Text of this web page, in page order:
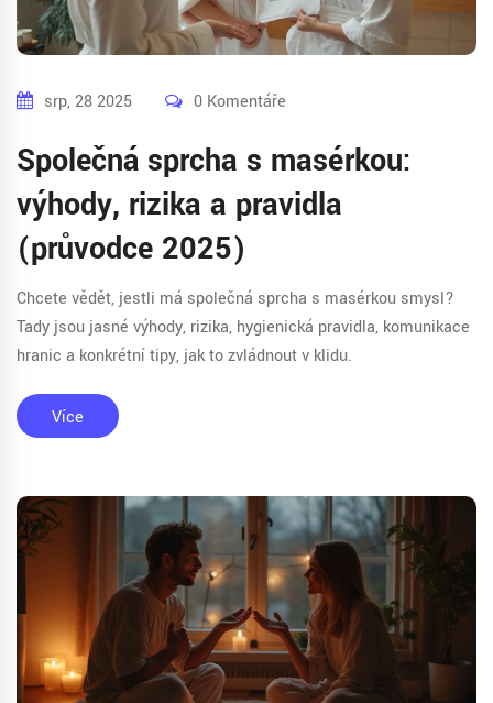
srp, 28 2025 0 Komentáře
Společná sprcha s masérkou:
výhody, rizika a pravidla
(průvodce 2025)
Chcete vědět, jestli má společná sprcha s masérkou smysl?
Tady jsou jasné výhody, rizika, hygienická pravidla, komunikace
hranic a konkrétní tipy, jak to zvládnout v klidu.
Více